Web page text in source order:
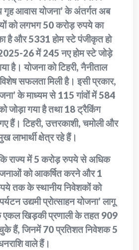
गृह आवास योजना’ के अंतर्गत अब
को लगभग 50 करोड़ रुपये का
है और 5331 होम स्टे पंजीकृत हो
26 में 245 नए होम स्टे जोड़े
है। योजना को टिहरी, नैनीताल
सफलता मिली है। इसी प्रकार,
के माध्यम से 115 गांवों में 584
को जोड़ा गया है तथा 18 ट्रैकिंग
हैं। टिहरी, उत्तरकाशी, चमोली और
लाभार्थी क्षेत्र रहे हैं।
राज्य में 5 करोड़ रुपये से अधिक
को आकर्षित करने और 1
तक के स्थानीय निवेशकों को
उद्यमी प्रोत्साहन योजना’ लागू
खिड़की प्रणाली के तहत 909
हैं, जिनमें 70 प्रतिशत निवेशक 5
वाले हैं।